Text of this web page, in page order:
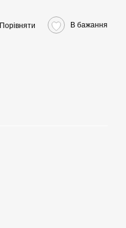
Порівняти В бажання